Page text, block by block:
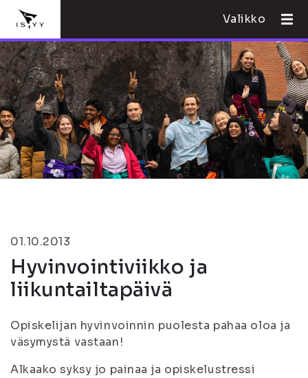
Valikko
01.10.2013
Hyvinvointiviikko ja
liikuntailtapäivä
Opiskelijan hyvinvoinnin puolesta pahaa oloa ja
väsymystä vastaan!
Alkaako syksy jo painaa ja opiskelustressi